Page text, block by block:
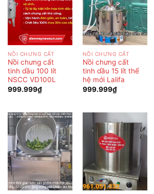
NỒI CHƯNG CẤT
Nồi chưng cất
tinh dầu 100 lít
NSCC VD100L
999.999₫
NỒI CHƯNG CẤT
Nồi chưng cất
tinh dầu 15 lít thế
hệ mới Lalifa
999.999₫